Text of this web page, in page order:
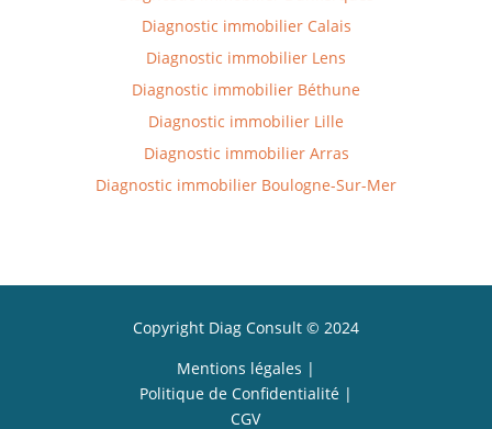
Diagnostic immobilier Calais
Diagnostic immobilier Lens
Diagnostic immobilier Béthune
Diagnostic immobilier Lille
Diagnostic immobilierArras
Diagnostic immobilier Boulogne-Sur-Mer
Copyright Diag Consult © 2024
Mentions légales |
Politique de Confidentialité|
CGV